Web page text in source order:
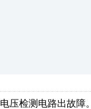
压检测电路出故障